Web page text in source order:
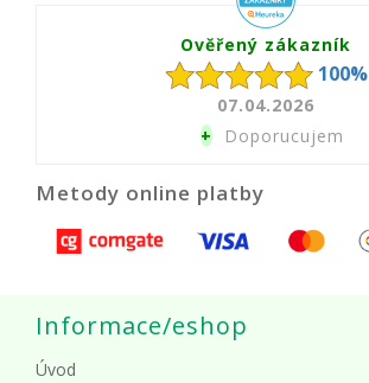
Ověřený zákazník
100%
07.04.2026
+Doporucujem
Metody online platby
Informace/eshop
Úvod